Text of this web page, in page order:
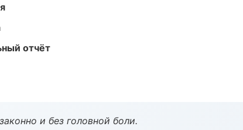
отчёт
и без головной боли.